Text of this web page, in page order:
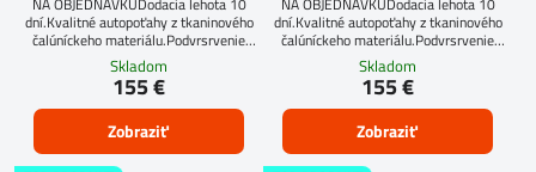
dní.Kvalitné autopoťahy z tkaninového
čalúníckeho materiálu.Podvrsrvenie
molitan 5 mm.Pre objednanie autopoťahu
na mieru je potrebné vyplniť
objednávkový formulár.OBJEDNAŤ TU
Skladom
155 €
Zobraziť
dní.Kvalitné autopoťahy z tkaninového
čalúníckeho materiálu.Podvrsrvenie
molitan 5 mm.Pre objednanie autopoťahu
na mieru je potrebné vyplniť
objednávkový formulár.OBJEDNAŤ TU
Skladom
155 €
Zobraziť